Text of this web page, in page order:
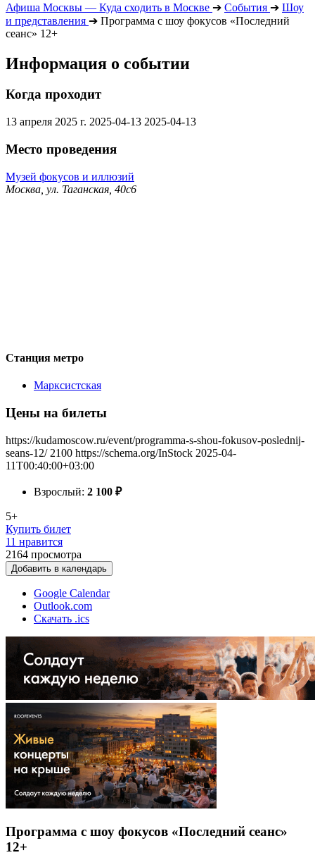
Афиша Москвы — Куда сходить в Москве ➔ События ➔ Шоу
и представления ➔ Программа с шоу фокусов «Последний
сеанс» 12+
Информация о событии
Когда проходит
13 апреля 2025 г. 2025-04-13 2025-04-13
Место проведения
Музей фокусов и иллюзий
Москва, ул. Таганская, 40с6
Станция метро
Марксистская
Цены на билеты
https://kudamoscow.ru/event/programma-s-shou-fokusov-poslednij-
seans-12/ 2100 https://schema.org/InStock 2025-04-
11T00:40:00+03:00
Взрослый: 2 100 ₽
5+
Купить билет
11 нравится
2164 просмотра
Добавить в календарь
Google Calendar
Outlook.com
Скачать .ics
Программа с шоу фокусов «Последний сеанс»
12+